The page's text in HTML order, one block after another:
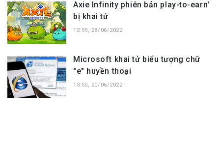
Axie Infinity phiên bản play-to-earn'
bị khai tử
12:59, 28/06/2022
Microsoft khai tử biểu tượng chữ
"e" huyền thoại
13:50, 20/06/2022